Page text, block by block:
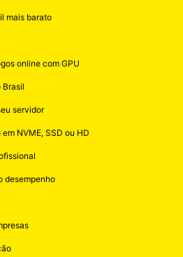
mais barato
online com GPU
Brasil
servidor
NVME, SSD ou HD
desempenho